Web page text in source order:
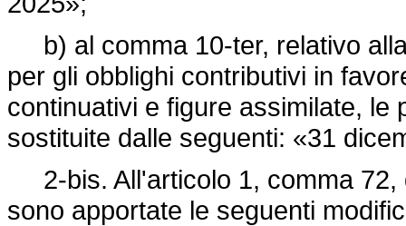
b) al comma 10-ter, relativo
per gli obblighi contributivi in
continuativi e figure assimilate, le
sostituite dalle seguenti: «31
2-bis. All'articolo 1, comma
sono apportate le seguenti